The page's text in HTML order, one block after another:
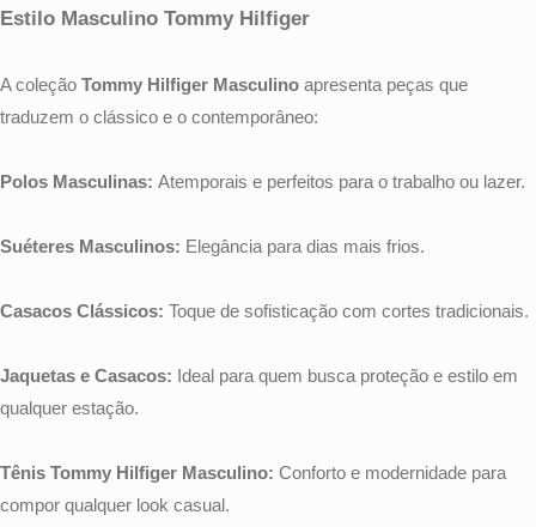
Estilo Masculino Tommy Hilfiger
A coleção Tommy Hilfiger Masculino apresenta peças que
traduzem o clássico e o contemporâneo:
Polos Masculinas: Atemporais e perfeitos para o trabalho ou lazer.
Suéteres Masculinos: Elegância para dias mais frios.
Casacos Clássicos: Toque de sofisticação com cortes tradicionais.
Jaquetas e Casacos: Ideal para quem busca proteção e estilo em
qualquer estação.
Tênis Tommy Hilfiger Masculino: Conforto e modernidade para
compor qualquer look casual.